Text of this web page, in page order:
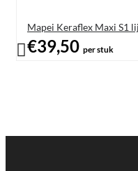
Mapei Keraflex Maxi S1
€39,50 per stuk